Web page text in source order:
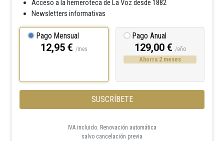
Acceso a la hemeroteca de La Voz desde 1882
Newsletters informativas
Pago Mensual
12,95 € /mes
Pago Anual
129,00 € /año
Ahorra 2 meses
SUSCRÍBETE
IVA incluido. Renovación automática
salvo cancelación previa